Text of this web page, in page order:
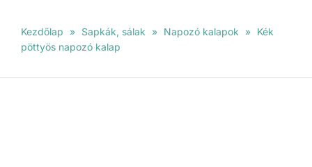
Kezdőlap » Sapkák, sálak » Napozó kalapok » Kék
pöttyös napozó kalap